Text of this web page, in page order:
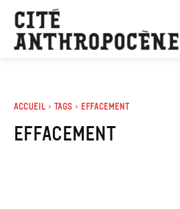
Accueil Tags Effacement
effacement